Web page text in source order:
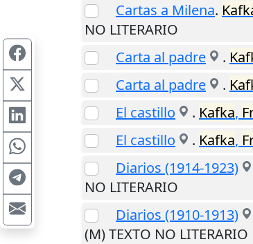
Cartas a Milena.
NO LITERARIO
Carta al padre
.
Carta al padre
.
El castillo
. Kafka,
El castillo
. Kafka,
Diarios (1914-1923)
NO LITERARIO
Diarios (1910-1913)
(M) TEXTO NO LITERARIO